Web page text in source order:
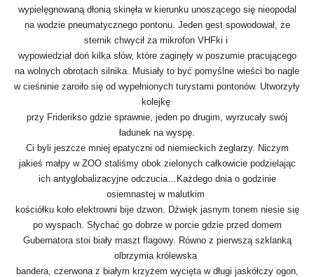
wypielęgnowaną dłonią skinęła w kierunku unoszącego się nieopodal
na wodzie pneumatycznego pontonu. Jeden gest spowodował, że
sternik chwycił za mikrofon VHFki i
wypowiedział doń kilka słów, które zaginęły w poszumie pracującego
na wolnych obrotach silnika. Musiały to być pomyślne wieści bo nagle
w cieśninie zaroiło się od wypełnionych turystami pontonów. Utworzyły
kolejkę
przy Friderikso gdzie sprawnie, jeden po drugim, wyrzucały swój
ładunek na wyspę.
Ci byli jeszcze mniej epatyczni od niemieckich żeglarzy. Niczym
jakieś małpy w ZOO staliśmy obok zielonych całkowicie podzielając
ich antyglobalizacyjne odczucia…Każdego dnia o godzinie
osiemnastej w malutkim
kościółku koło elektrowni bije dzwon. Dźwięk jasnym tonem niesie się
po wyspach. Słychać go dobrze w porcie gdzie przed domem
Gubernatora stoi biały maszt flagowy. Równo z pierwszą szklanką
olbrzymia królewska
bandera, czerwona z białym krzyżem wycięta w długi jaskółczy ogon,